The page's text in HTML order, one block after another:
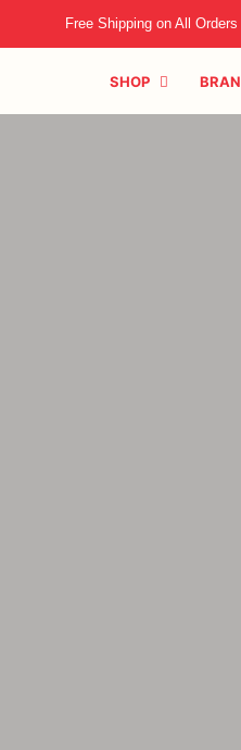
Free Shipping on All
SHOP